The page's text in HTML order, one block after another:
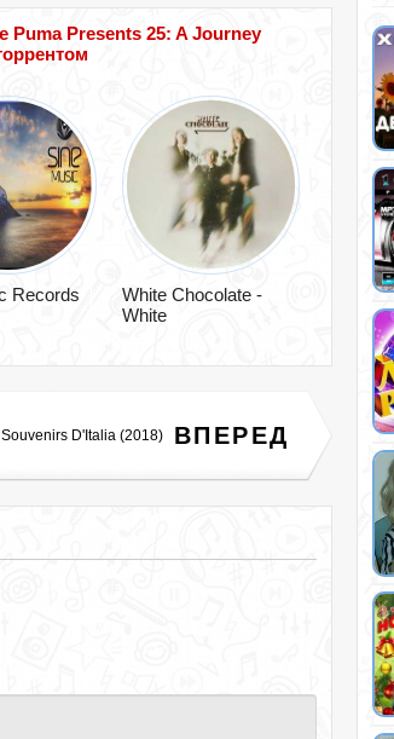
Presents 25: A Journey
Records
White Chocolate -
White
ВПЕРЕД
Souvenirs D'Italia (2018)